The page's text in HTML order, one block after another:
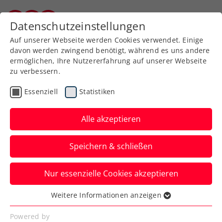
Zurück zur Newsübersicht
Turniere
Gelungener Startschuss
zum Drei Jugendcircuit
presented by Babolat
Und das mit zahlreichen
Doublegewinner:innen bei den ÖTV-
Turnieren in Leibnitz, Neunkirchen und
Wien.
Datenschutzeinstellungen
Auf unserer Webseite werden Cookies verwendet. Einige
davon werden zwingend benötigt, während es uns andere
ermöglichen, Ihre Nutzererfahrung auf unserer Webseite
zu verbessern.
Essenziell Statistiken
Alle akzeptieren
Speichern & schließen
Nur essenzielle Cookies akzeptieren
Essenziell
Essenzielle Cookies werden für grundlegende
Weitere Informationen anzeigen
Powered by